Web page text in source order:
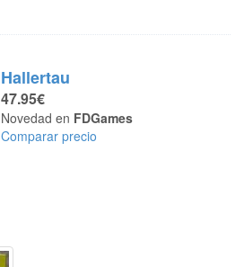
Hallertau
47.95€
Novedad en FDGames
Comparar precio